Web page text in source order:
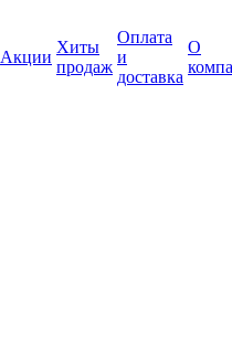
Акции
Хиты
продаж
Оплата
и
доставка
О